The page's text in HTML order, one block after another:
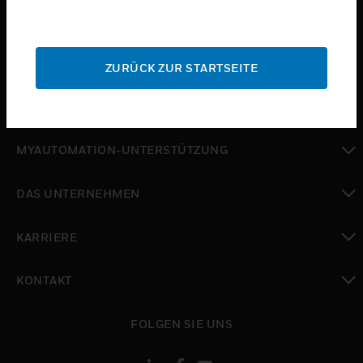
toggle view
toggle view
MYAUTOMATION-UNTERSTÜTZUNG
DAS UNTERNEHMEN
KARRIERE
KONTAKT
FOLGEN SIE UNS
ZURÜCK ZUR STARTSEITE